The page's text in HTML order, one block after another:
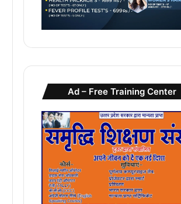
Ad – Free Training Center